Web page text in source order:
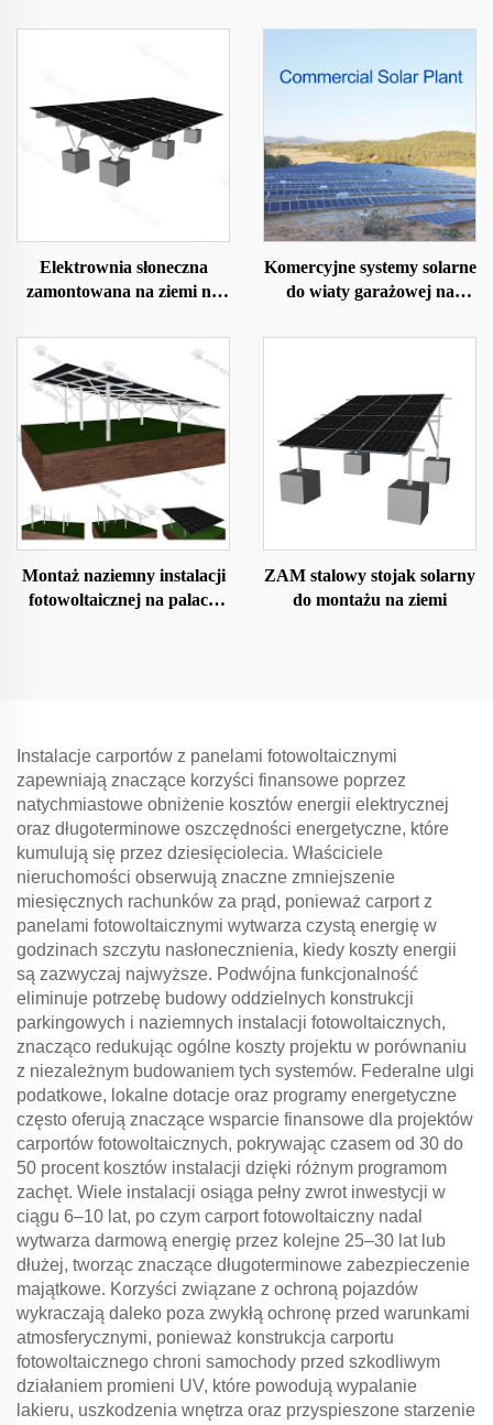
Elektrownia słoneczna
zamontowana na ziemi na
Komercyjne systemy solarne
do wiaty garażowej na
Montaż naziemny instalacji
fotowoltaicznej na palach
ZAM stalowy stojak solarny
do montażu na ziemi
Instalacje carportów z panelami fotowoltaicznymi
zapewniają znaczące korzyści finansowe poprzez
natychmiastowe obniżenie kosztów energii elektrycznej
oraz długoterminowe oszczędności energetyczne, które
kumulują się przez dziesięciolecia. Właściciele
nieruchomości obserwują znaczne zmniejszenie
miesięcznych rachunków za prąd, ponieważ carport z
panelami fotowoltaicznymi wytwarza czystą energię w
godzinach szczytu nasłonecznienia, kiedy koszty energii
są zazwyczaj najwyższe. Podwójna funkcjonalność
eliminuje potrzebę budowy oddzielnych konstrukcji
parkingowych i naziemnych instalacji fotowoltaicznych,
znacząco redukując ogólne koszty projektu w porównaniu
z niezależnym budowaniem tych systemów. Federalne ulgi
podatkowe, lokalne dotacje oraz programy energetyczne
często oferują znaczące wsparcie finansowe dla projektów
carportów fotowoltaicznych, pokrywając czasem od 30 do
50 procent kosztów instalacji dzięki różnym programom
zachęt. Wiele instalacji osiąga pełny zwrot inwestycji w
ciągu 6–10 lat, po czym carport fotowoltaiczny nadal
wytwarza darmową energię przez kolejne 25–30 lat lub
dłużej, tworząc znaczące długoterminowe zabezpieczenie
majątkowe. Korzyści związane z ochroną pojazdów
wykraczają daleko poza zwykłą ochronę przed warunkami
atmosferycznymi, ponieważ konstrukcja carportu
fotowoltaicznego chroni samochody przed szkodliwym
działaniem promieni UV, które powodują wypalanie
lakieru, uszkodzenia wnętrza oraz przyspieszone starzenie